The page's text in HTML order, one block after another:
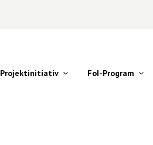
Projektinitiativ FoI-Program